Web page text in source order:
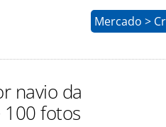
Mercado >
navio da
100 fotos